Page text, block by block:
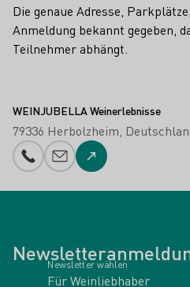
Die genaue Adresse,
Anmeldung bekannt gegeben,
Teilnehmer abhängt.
WEINJUBELLA Weinerlebnisse
79336 Herbolzheim
Telefonnummer
E-Mail-Adresse
Zur Website
Newsletter wählen